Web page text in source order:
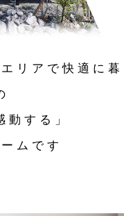
リアで快適に暮
動する」
ムです